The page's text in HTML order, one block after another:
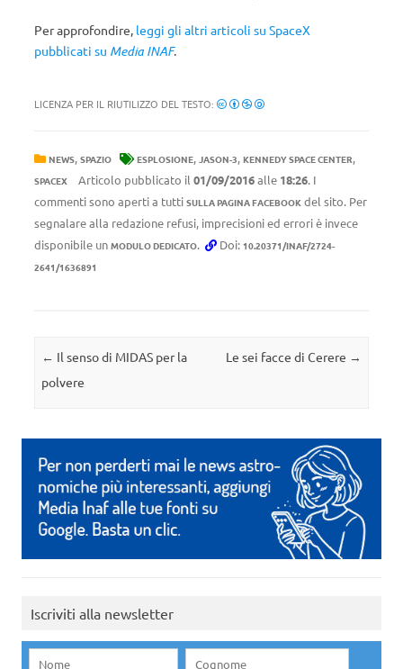
Per approfondire, leggi gli altri articoli su SpaceX
pubblicati su Media INAF.
LICENZA PER IL RIUTILIZZO DEL TESTO:
NEWS, SPAZIO ESPLOSIONE, JASON-3, KENNEDY SPACE CENTER,
SPACEX Articolo pubblicato il 01/09/2016alle 18:26. I
commenti sono aperti a tutti SULLA PAGINA FACEBOOK del sito. Per
segnalare alla redazione refusi, imprecisioni ed errori è invece
disponibile un MODULO DEDICATO. Doi: 10.20371/INAF/2724-
2641/1636891
Navigazione articolo
← Il senso di MIDAS per la
polvere
Le sei facce di Cerere →
Iscriviti alla newsletter